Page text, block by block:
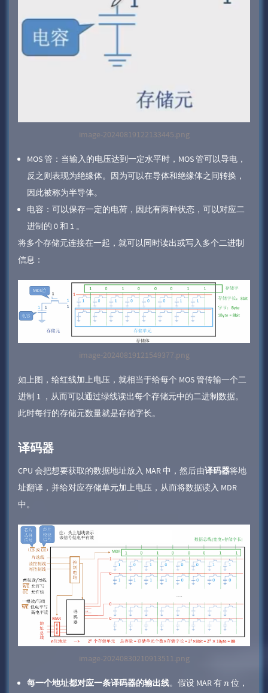
image-20240819122133445.png
MOS 管：当输入的电压达到一定水平时，MOS 管可以导电，
反之则表现为绝缘体。因为可以在导体和绝缘体之间转换，
因此被称为半导体。
电容：可以保存一定的电荷，因此有两种状态，可以对应二
进制的 0 和 1 。
将多个存储元连接在一起，就可以同时读出或写入多个二进制
信息：
image-20240819121549377.png
如上图，给红线加上电压，就相当于给每个 MOS 管传输一个二
进制 1 ，从而可以通过绿线读出每个存储元中的二进制数据。
此时每行的存储元数量就是存储字长。
译码器
CPU 会把想要获取的数据地址放入 MAR 中，然后由译码器将地
址翻译，并给对应存储单元加上电压，从而将数据读入 MDR
中。
image-20240830210913511.png
每一个地址都对应一条译码器的输出线。假设 MAR 有n 位，